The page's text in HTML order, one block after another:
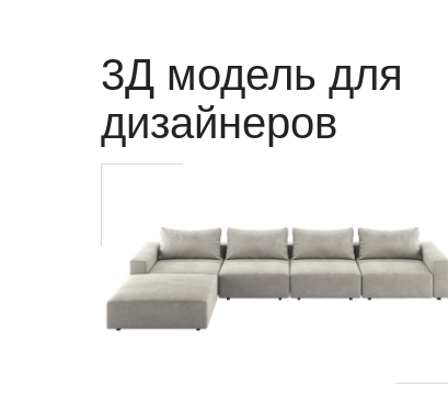
3Д модель для
дизайнеров